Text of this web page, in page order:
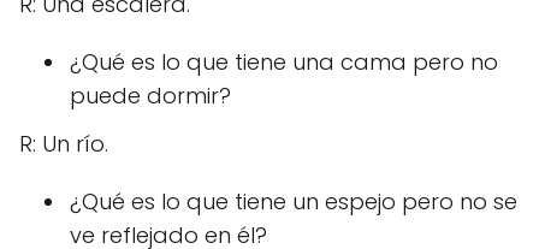
¿Qué es lo que tiene una cama pero no
puede dormir?
R: Un río.
¿Qué es lo que tiene un espejo pero no se
ve reflejado en él?